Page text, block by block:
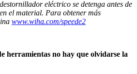
eléctrico se detenga antes de
el material. Para obtener más
www.wiha.com/speede2
herramientas no hay que olvidarse la